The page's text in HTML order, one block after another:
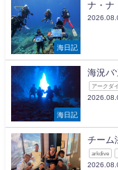
海日記
ナ・ナ
海日記
海況バ
アークダ
チーム
arkdive